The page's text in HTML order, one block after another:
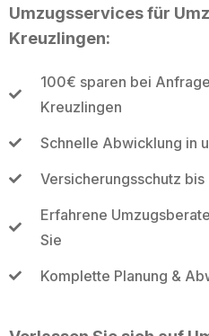
Umzugsservices für
Kreuzlingen:
100€ sparen bei
Kreuzlingen
Schnelle Abwicklung in
Versicherungsschutz
Erfahrene
Sie
Komplette Planung &